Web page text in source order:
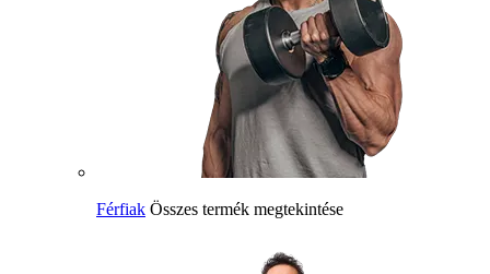
Férfiak Összes termék megtekintése